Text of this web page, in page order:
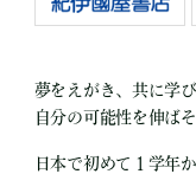
夢をえがき、共に学び
自分の可能性を伸ば
日本で初めて１学年